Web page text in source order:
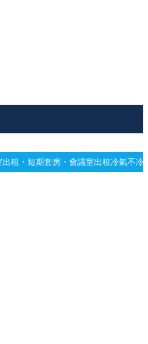
室出租冷氣不冷有霉味？專業深洗・